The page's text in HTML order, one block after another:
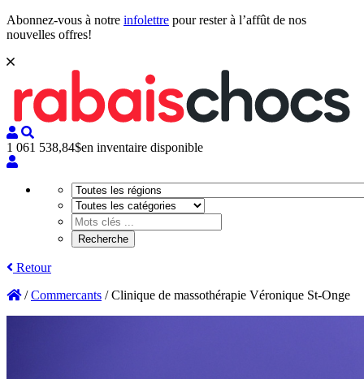
Abonnez-vous à notre infolettre pour rester à l’affût de nos
nouvelles offres!
1 061 538,84$en inventaire disponible
Retour
/Commercants /Clinique de massothérapie Véronique St-Onge